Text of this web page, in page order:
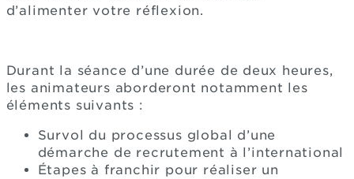
d’alimenter votre réflexion.
Durant la séance d’une durée de deux heures,
les animateurs aborderont notamment les
éléments suivants :
Survol du processus global d’une
démarche de recrutement à l’international
Étapes à franchir pour réaliser un